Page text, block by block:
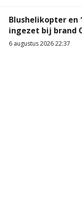
Blushelikopter en
ingezet bij brand
6 augustus 2026 22:37